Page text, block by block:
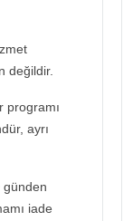
değildir.
programı
ayrı
günden
iade